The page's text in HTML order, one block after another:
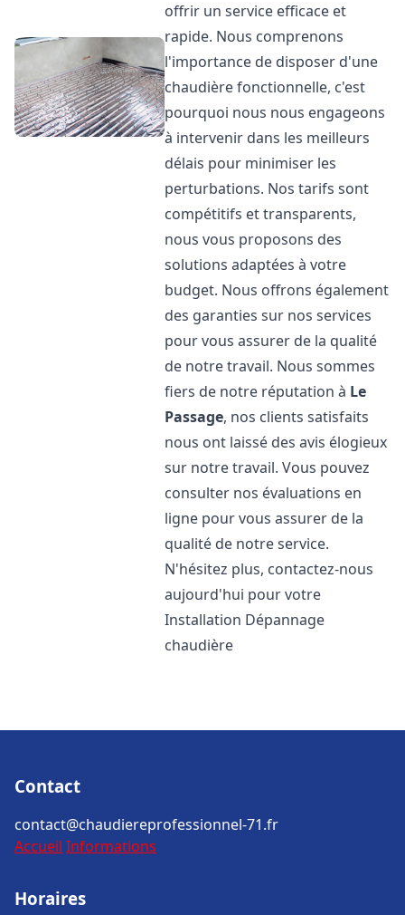
offrir un service efficace et
rapide. Nous comprenons
l'importance de disposer d'une
chaudière fonctionnelle, c'est
pourquoi nous nous engageons
à intervenir dans les meilleurs
délais pour minimiser les
perturbations. Nos tarifs sont
compétitifs et transparents,
nous vous proposons des
solutions adaptées à votre
budget. Nous offrons également
des garanties sur nos services
pour vous assurer de la qualité
de notre travail. Nous sommes
fiers de notre réputation à Le
Passage, nos clients satisfaits
nous ont laissé des avis élogieux
sur notre travail. Vous pouvez
consulter nos évaluations en
ligne pour vous assurer de la
qualité de notre service.
N'hésitez plus, contactez-nous
aujourd'hui pour votre
Installation Dépannage
chaudière
Contact
contact@chaudiereprofessionnel-71.fr
Accueil Informations
Horaires